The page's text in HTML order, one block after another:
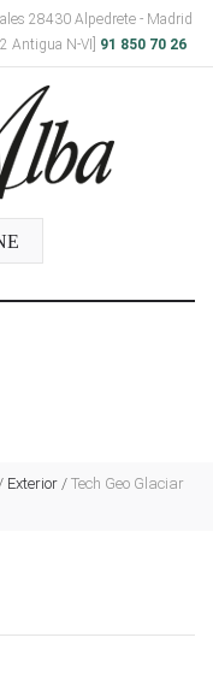
28430 Alpedrete - Madrid
Antigua N-VI]
91 850 70 26
Exterior / Tech Geo Glaciar